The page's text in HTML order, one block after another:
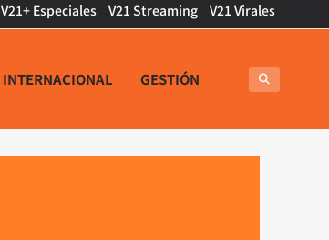
V21+ Especiales V21 Streaming V21 Virales
INTERNACIONAL GESTIÓN